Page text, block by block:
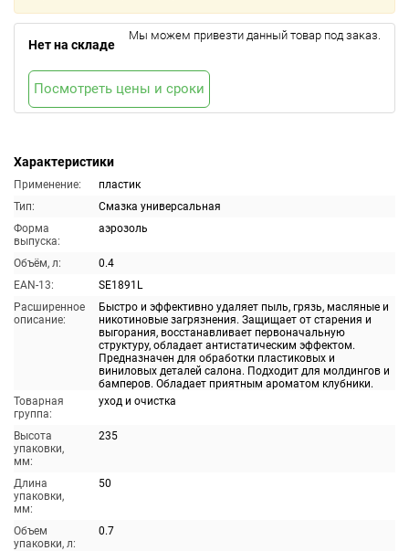
Характеристики
Применение:
пластик
Тип:
Смазка универсальная
Форма
выпуска:
аэрозоль
Объём, л:
0.4
EAN-13:
SE1891L
Расширенное
описание:
Быстро и эффективно удаляет пыль, грязь, масляные и
никотиновые загрязнения. Защищает от старения и
выгорания, восстанавливает первоначальную
структуру, обладает антистатическим эффектом.
Предназначен для обработки пластиковых и
виниловых деталей салона. Подходит для молдингов и
бамперов. Обладает приятным ароматом клубники.
Товарная
группа:
уход и очистка
Высота
упаковки,
мм:
235
Длина
упаковки,
мм:
50
Объем
упаковки, л:
0.7
Нет на складе
Мы можем привезти данный товар под заказ.
Посмотреть цены и сроки